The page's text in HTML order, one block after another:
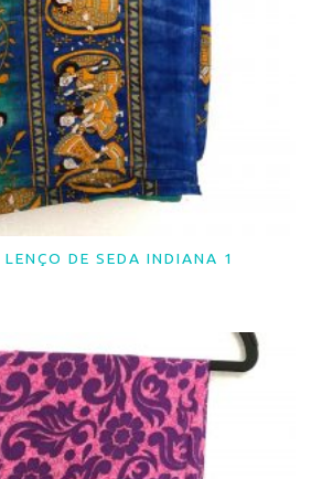
LER MAIS
DE SEDA INDIANA 1